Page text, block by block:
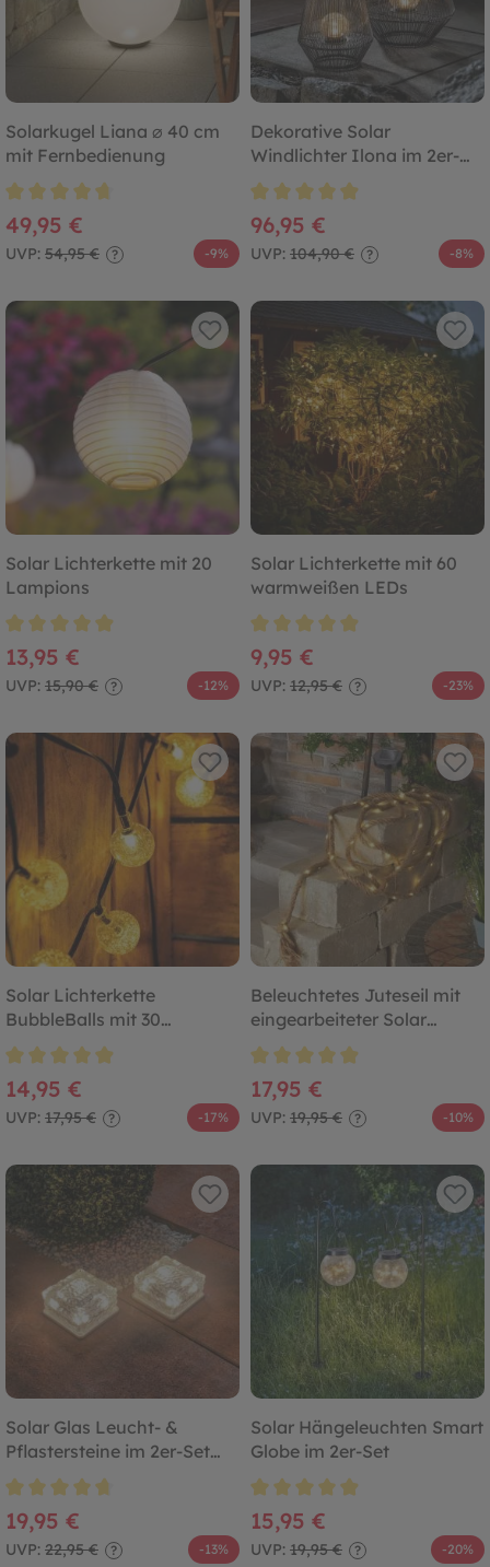
Solarkugel Liana ⌀ 40 cm
mit Fernbedienung
49,95 €
UVP: 54,95 € ? -9%
Dekorative Solar
Windlichter Ilona im 2er-
Set
96,95 €
UVP: 104,90 € ? -8%
Solar Lichterkette mit 20
Lampions
13,95 €
UVP: 15,90 € ? -12%
Solar Lichterkette mit 60
warmweißen LEDs
9,95 €
UVP: 12,95 € ? -23%
Solar Lichterkette
BubbleBalls mit 30
warmweißen LEDs
14,95 €
UVP: 17,95 € ? -17%
Beleuchtetes Juteseil mit
eingearbeiteter Solar
Lichterkette
17,95 €
UVP: 19,95 € ? -10%
Solar Glas Leucht- &
Pflastersteine im 2er-Set
DuoColor
19,95 €
UVP: 22,95 € ? -13%
Solar Hängeleuchten Smart
Globe im 2er-Set
15,95 €
UVP: 19,95 € ? -20%